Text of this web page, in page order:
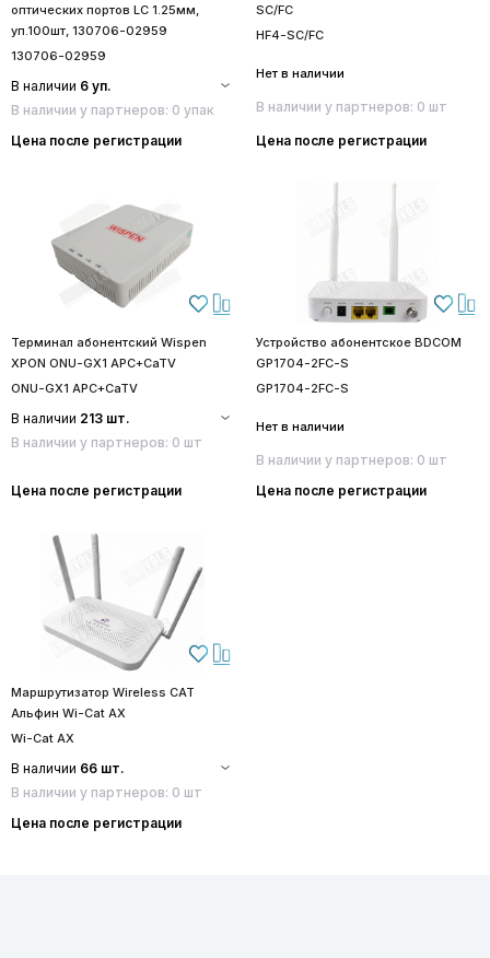
оптических портов LC 1.25мм,
уп.100шт, 130706-02959
130706-02959
В наличии 6 уп.
В наличии у партнеров: 0 упак
Цена после регистрации
SC/FC
HF4-SC/FC
Нет в наличии
В наличии у партнеров: 0 шт
Цена после регистрации
Терминал абонентский Wispen
XPON ONU-GX1 APC+CaTV
ONU-GX1 APC+CaTV
В наличии 213 шт.
В наличии у партнеров: 0 шт
Цена после регистрации
Устройство абонентское BDCOM
GP1704-2FC-S
GP1704-2FC-S
Нет в наличии
В наличии у партнеров: 0 шт
Цена после регистрации
Маршрутизатор Wireless CAT
Альфин Wi-Cat AX
Wi-Cat AX
В наличии 66 шт.
В наличии у партнеров: 0 шт
Цена после регистрации